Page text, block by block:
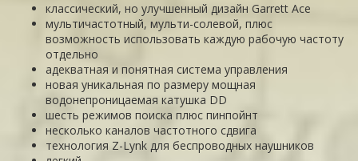
классический, но улучшенный дизайн Garrett Ace
мультичастотный, мульти-солевой, плюс
возможность использовать каждую рабочую частоту
отдельно
адекватная и понятная система управления
новая уникальная по размеру мощная
водонепроницаемая катушка DD
шесть режимов поиска плюс пинпойнт
несколько каналов частотного сдвига
технология Z-Lynk для беспроводных наушников